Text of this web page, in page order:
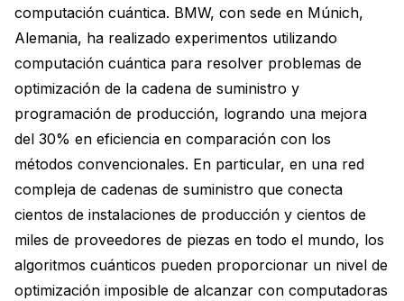
computación cuántica. BMW, con sede en Múnich,
Alemania, ha realizado experimentos utilizando
computación cuántica para resolver problemas de
optimización de la cadena de suministro y
programación de producción, logrando una mejora
del 30% en eficiencia en comparación con los
métodos convencionales. En particular, en una red
compleja de cadenas de suministro que conecta
cientos de instalaciones de producción y cientos de
miles de proveedores de piezas en todo el mundo, los
algoritmos cuánticos pueden proporcionar un nivel de
optimización imposible de alcanzar con computadoras